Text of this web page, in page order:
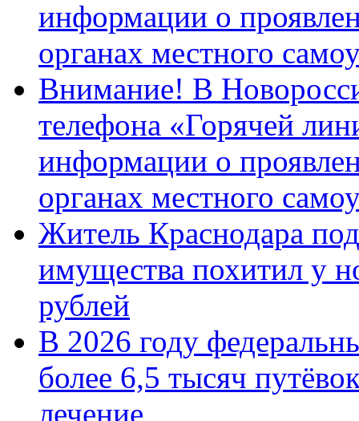
информации о
органах местного
Внимание! В
телефона «Горячей
информации о
органах местного
Житель Краснодара
имущества похитил у
рублей
В 2026 году
более 6,5 тысяч
лечение